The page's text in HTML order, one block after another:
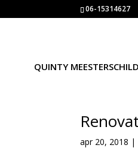
06-15314627
QUINTY
apr 20, 2018 |